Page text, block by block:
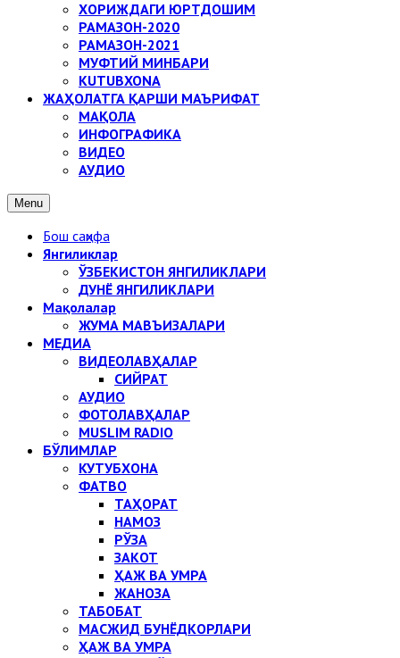
ХОРИЖДАГИ ЮРТДОШИМ
РАМАЗОН-2020
РАМАЗОН-2021
МУФТИЙ МИНБАРИ
KUTUBXONA
ЖАҲОЛАТГА ҚАРШИ МАЪРИФАТ
МАҚОЛА
ИНФОГРАФИКА
ВИДЕО
АУДИО
Menu
Бош саҳифа
Янгиликлар
ЎЗБЕКИСТОН ЯНГИЛИКЛАРИ
ДУНЁ ЯНГИЛИКЛАРИ
Мақолалар
ЖУМА МАВЪИЗАЛАРИ
МЕДИА
ВИДЕОЛАВҲАЛАР
СИЙРАТ
АУДИО
ФОТОЛАВҲАЛАР
MUSLIM RADIO
БЎЛИМЛАР
КУТУБХОНА
ФАТВО
ТАҲОРАТ
НАМОЗ
РЎЗА
ЗАКОТ
ҲАЖ ВА УМРА
ЖАНОЗА
ТАБОБАТ
МАСЖИД БУНЁДКОРЛАРИ
ҲАЖ ВА УМРА